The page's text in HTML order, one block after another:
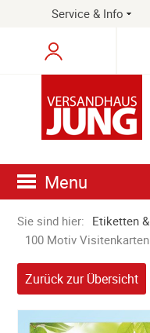
Service & Info
Warenkorb
Menu
Sie sind hier: Etiketten
100 Motiv
Zurück zur Übersicht